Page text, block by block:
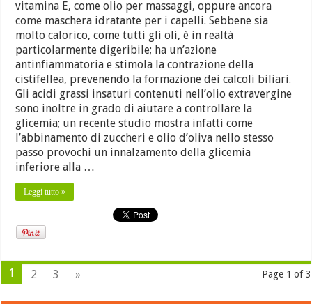
vitamina E, come olio per massaggi, oppure ancora
come maschera idratante per i capelli. Sebbene sia
molto calorico, come tutti gli oli, è in realtà
particolarmente digeribile; ha un’azione
antinfiammatoria e stimola la contrazione della
cistifellea, prevenendo la formazione dei calcoli biliari.
Gli acidi grassi insaturi contenuti nell’olio extravergine
sono inoltre in grado di aiutare a controllare la
glicemia; un recente studio mostra infatti come
l’abbinamento di zuccheri e olio d’oliva nello stesso
passo provochi un innalzamento della glicemia
inferiore alla …
Leggi tutto »
Page 1 of 3
1 2 3 »